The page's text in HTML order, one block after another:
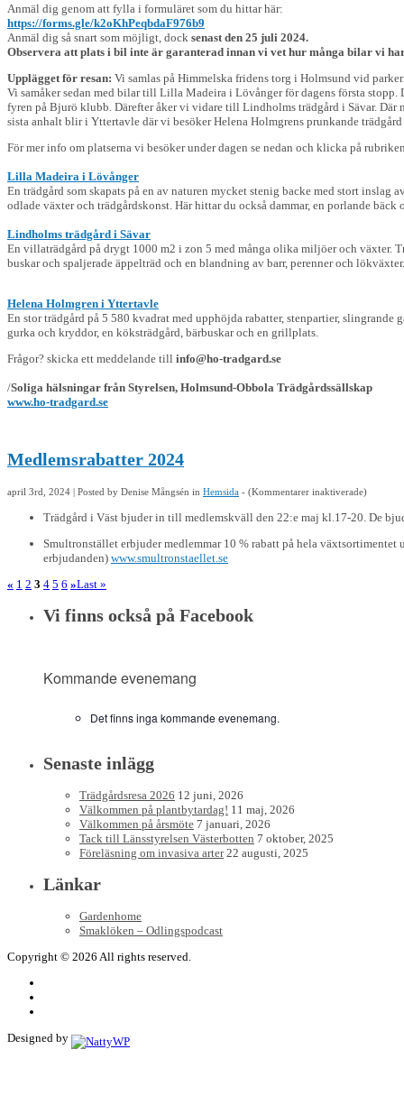
Anmäl dig genom att fylla i formuläret som du hittar här:
https://forms.gle/k2oKhPeqbdaF976b9
Anmäl dig så snart som möjligt, dock senast den 25 juli 2024.
Observera att plats i bil inte är garanterad innan vi vet hur många bilar vi
Upplägget för resan: Vi samlas på Himmelska fridens torg i Holmsund vid
Vi samåker sedan med bilar till Lilla Madeira i Lövånger för dagens första
fyren på Bjurö klubb. Därefter åker vi vidare till Lindholms trädgård i Sävar.
sista anhalt blir i Yttertavle där vi besöker Helena Holmgrens prunkande
För mer info om platserna vi besöker under dagen se nedan och klicka på
Lilla Madeira i Lövånger
En trädgård som skapats på en av naturen mycket stenig backe med stort
odlade växter och trädgårdskonst. Här hittar du också dammar, en porlande bäck
Lindholms trädgård i Sävar
En villaträdgård på drygt 1000 m2 i zon 5 med många olika miljöer och växter.
buskar och spaljerade äppelträd och en blandning av barr, perenner och
Helena Holmgren i Yttertavle
En stor trädgård på 5 580 kvadrat med upphöjda rabatter, stenpartier, slingrande
gurka och kryddor, en köksträdgård, bärbuskar och en grillplats.
Frågor? skicka ett meddelande till info@ho-tradgard.se
/Soliga hälsningar från Styrelsen, Holmsund-Obbola Trädgårdssällskap
www.ho-tradgard.se
Medlemsrabatter 2024
april 3rd, 2024 | Posted by Denise Mångsén in Hemsida - (Kommentarer inaktiveradeför
)
Trädgård i Väst bjuder in till medlemskväll den 22:e maj kl.17-20. De
Smultronstället erbjuder medlemmar 10 % rabatt på hela
erbjudanden) www.smultronstaellet.se
« 1 2 3 4 5 6 »Last »
Vi finns också på Facebook
Kommande evenemang
Det finns inga kommande evenemang.
Senaste inlägg
Trädgårdsresa 2026 12 juni, 2026
Välkommen på plantbytardag! 11 maj, 2026
Välkommen på årsmöte 7 januari, 2026
Tack till Länsstyrelsen Västerbotten 7 oktober, 2025
Föreläsning om invasiva arter 22 augusti, 2025
Länkar
Gardenhome
Smaklöken – Odlingspodcast
Copyright © 2026 All rights reserved.
Designed by